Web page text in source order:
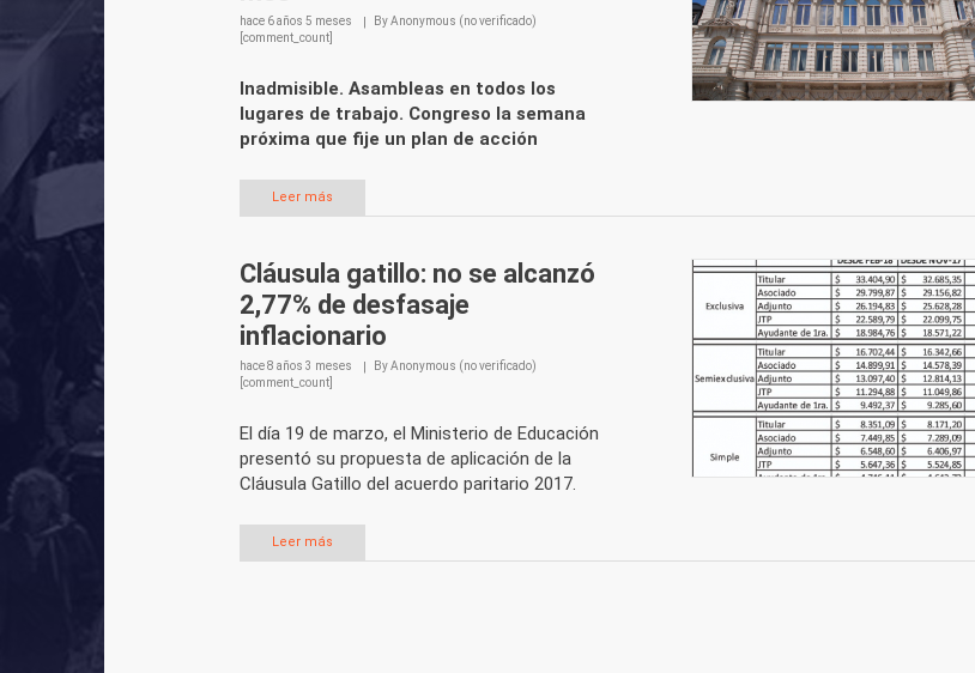
hace 6 años 5 meses ByAnonymous (no verificado)
[comment_count]
Inadmisible. Asambleas en todos los
lugares de trabajo. Congreso la semana
próxima que fije un plan de acción
Leer más
Cláusula gatillo: no se alcanzó
2,77% de desfasaje
inflacionario
hace8 años 3 meses ByAnonymous (no verificado)
[comment_count]
El día 19 de marzo, el Ministerio de Educación
presentó su propuesta de aplicación de la
Cláusula Gatillo del acuerdo paritario 2017.
Leer más